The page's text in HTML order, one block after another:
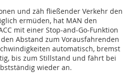
und zäh fließender Verkehr den
ermüden, hat MAN den
mit einer Stop-and-Go-Funktion
Abstand zum Vorausfahrenden
automatisch, bremst
bis zum Stillstand und fährt bei
wieder an.